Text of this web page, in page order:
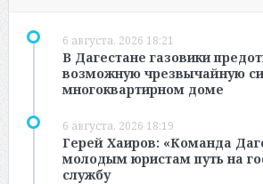
6 августа, 2026 18:21
В Дагестане газовики
возможную чрезвычайную
многоквартирном доме
6 августа, 2026 18:19
Герей Хаиров: «Команда
молодым юристам путь на
службу